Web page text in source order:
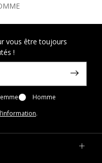
vous être toujours
!
Homme
.